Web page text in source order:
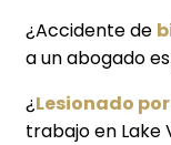
¿Accidente de
a un abogado
¿Lesionado
trabajo en Lake